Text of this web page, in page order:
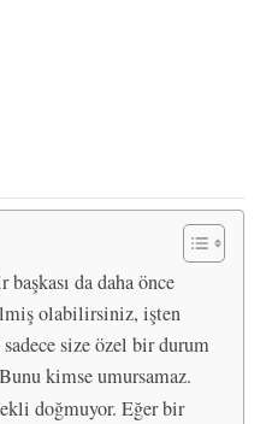
başkası da daha önce
olabilirsiniz, işten
size özel bir durum
kimse umursamaz.
doğmuyor. Eğer bir